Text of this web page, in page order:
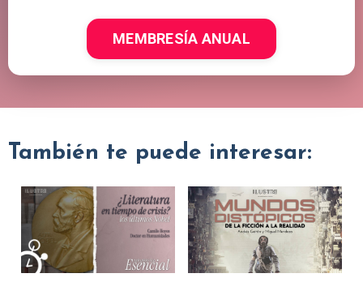
MEMBRESÍA ANUAL
También te puede interesar: